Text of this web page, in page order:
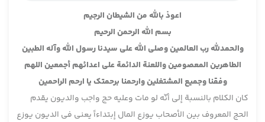
اعوذ بالله من الشيطان الرجيم
بسم الله الرحمن الرحيم
والحمدلله رب العالمين وصلى الله على سيدنا رسول الله وآله الطبين
الطاهرين المعصومين واللعنة الدائمة على اعدائهم أجمعين اللهم
وفقنا وجميع المشتغلين وارحمنا برحمتك يا ارحم الراحمين
كان الكلام بالنسبة إلى أنّه لو مات وعليه حج واجب والديون يقدم
الحج المعروف بين الأصحاب يوزع المال إبتداءاً يعني في الديون يوزع